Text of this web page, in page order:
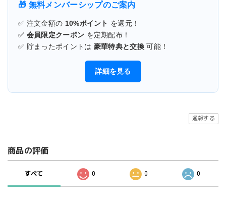
🎁 無料メンバーシップのご案内
✅ 注文金額の 10%ポイント を還元！
✅ 会員限定クーポン を定期配布！
✅ 貯まったポイントは 豪華特典と交換 可能！
詳細を見る
通報する
商品の評価
すべて 0 0 0